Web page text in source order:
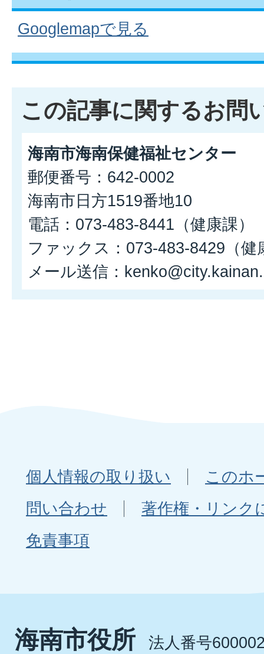
Googlemapで見る
この記事に関するお問
海南市海南保健福祉センター
郵便番号：642-0002
海南市日方1519番地10
電話：073-483-8441（健康課）
ファックス：073-483-8429（健
メール送信：
個人情報の取り扱い
このホ
問い合わせ
著作権・リンク
免責事項
海南市役所 法人番号